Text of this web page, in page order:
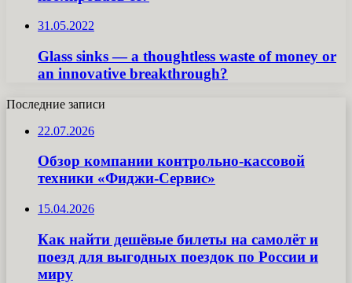
31.05.2022
Glass sinks — a thoughtless waste of money or
an innovative breakthrough?
Последние записи
22.07.2026
Обзор компании контрольно-кассовой
техники «Фиджи-Сервис»
15.04.2026
Как найти дешёвые билеты на самолёт и
поезд для выгодных поездок по России и
миру